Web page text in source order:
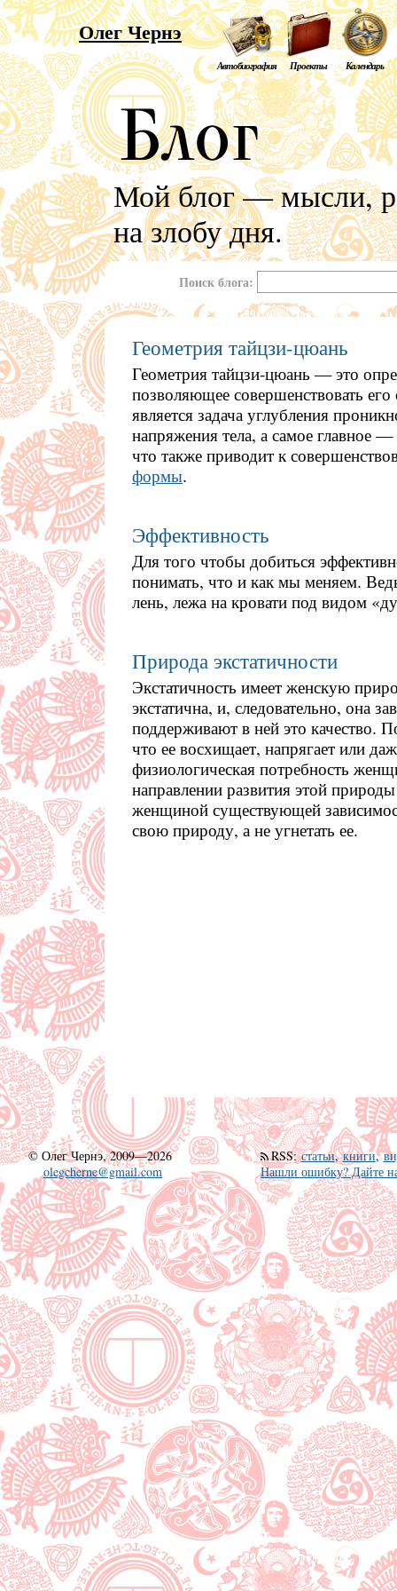
Олег Чернэ
Автобиография Проекты Календарь
Мой блог — мысли,
на злобу дня.
Поиск блога:
Геометрия тайцзи-цюань
Геометрия тайцзи-цюань — это
позволяющее совершенствовать
является задача углубления
напряжения тела, а самое главное
что также приводит к
формы.
Эффективность
Для того чтобы добиться
понимать, что и как мы меняем.
лень, лежа на кровати под видом
Природа экстатичности
Экстатичность имеет женскую
экстатична, и, следовательно, она
поддерживают в ней это качество.
что ее восхищает, напрягает или
физиологическая потребность
направлении развития этой
женщиной существующей
свою природу, а не угнетать ее.
© Олег Чернэ, 2009—2026
olegcherne@gmail.com
RSS:статьи,книги,
Нашли ошибку? Дайте